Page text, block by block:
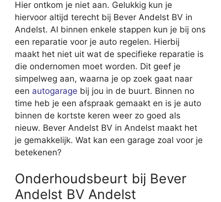
Hier ontkom je niet aan. Gelukkig kun je
hiervoor altijd terecht bij Bever Andelst BV in
Andelst. Al binnen enkele stappen kun je bij ons
een reparatie voor je auto regelen. Hierbij
maakt het niet uit wat de specifieke reparatie is
die ondernomen moet worden. Dit geef je
simpelweg aan, waarna je op zoek gaat naar
een autogarage bij jou in de buurt. Binnen no
time heb je een afspraak gemaakt en is je auto
binnen de kortste keren weer zo goed als
nieuw. Bever Andelst BV in Andelst maakt het
je gemakkelijk. Wat kan een garage zoal voor je
betekenen?
Onderhoudsbeurt bij Bever
Andelst BV Andelst